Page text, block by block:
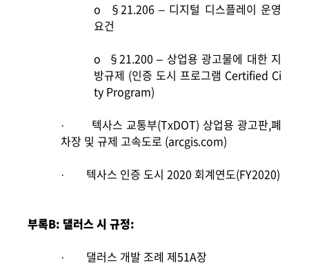
o
§21.206 – 디지털 디스플레이 운영
요건
o
§21.200 – 상업용 광고물에 대한 지
방규제 (인증 도시 프로그램 Certified Ci
ty Program)
·
텍사스 교통부(TxDOT) 상업용 광고판,폐
차장 및 규제 고속도로 (arcgis.com)
· 텍사스 인증 도시 2020 회계연도(FY2020)
부록B: 댈러스 시 규정:
·
댈러스 개발 조례 제51A장